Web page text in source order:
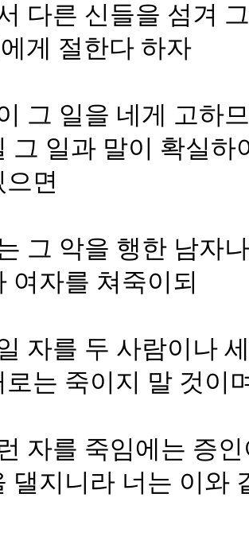
다른 신들을 섬겨
게 절한다 하자
그 일을 네게 고하
그 일과 말이 확실
면
그 악을 행한 남자
여자를 쳐죽이되
자를 두 사람이나
로는 죽이지 말 것이
자를 죽임에는 증
댈지니라 너는 이와